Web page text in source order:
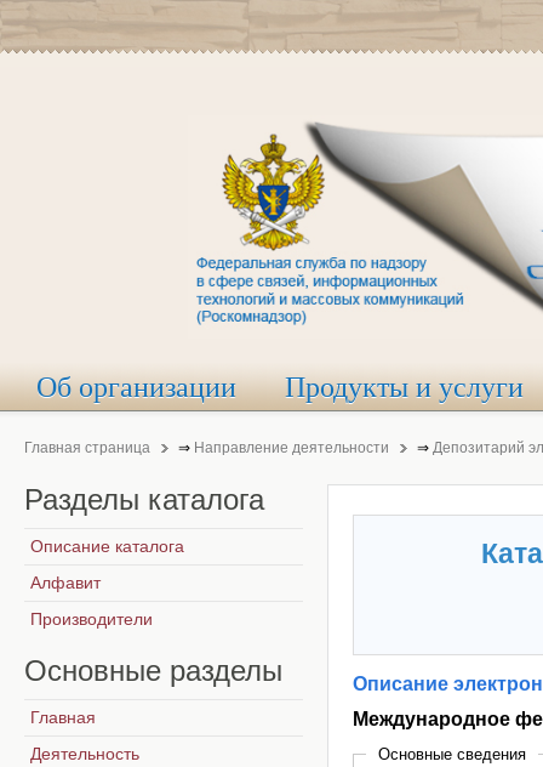
Об организации Продукты и услуги
Главная страница ⇒ Направление деятельности ⇒ Депозитарий
Описание
Международное
Основные сведения
Разделы каталога
Описание каталога
Алфавит
Производители
Основные разделы
Главная
Деятельность